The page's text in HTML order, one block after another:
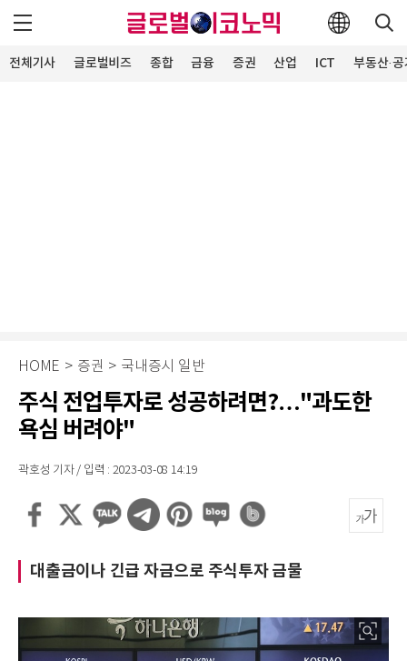
전체기사 글로벌비즈 종합 금융 증권 산업 ICT 부동산·
HOME > 증권 > 국내증시 일반
주식 전업투자로 성공하려면?…"과도한
욕심 버려야"
곽호성 기자 / 입력 : 2023-03-08 14:19
대출금이나 긴급 자금으로 주식투자 금물